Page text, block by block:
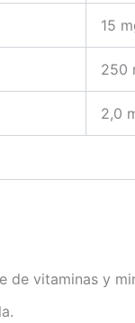
15
250
2,0
vitaminas y